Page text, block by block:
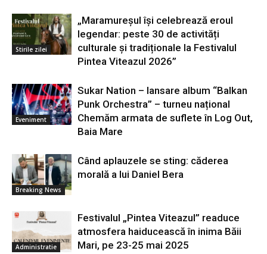
Stirile zilei
„Maramureșul își celebrează eroul
legendar: peste 30 de activități
culturale și tradiționale la Festivalul
Pintea Viteazul 2026”
Eveniment
Sukar Nation – lansare album “Balkan
Punk Orchestra” – turneu național
Chemăm armata de suflete în Log Out,
Baia Mare
Breaking News
Când aplauzele se sting: căderea
morală a lui Daniel Bera
Administratie
Festivalul „Pintea Viteazul” readuce
atmosfera haiducească în inima Băii
Mari, pe 23-25 mai 2025